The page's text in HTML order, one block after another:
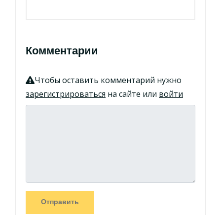
Комментарии
Чтобы оставить комментарий нужно
зарегистрироваться на сайте или войти
Отправить